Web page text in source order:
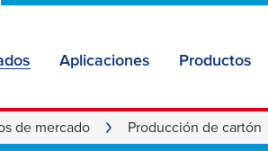
Aplicaciones Productos
de mercado Producción de cartón